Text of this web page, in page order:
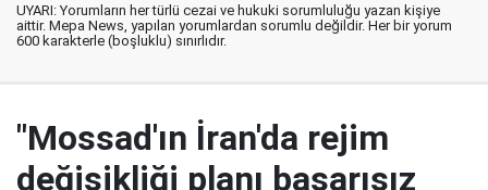
UYARI: Yorumların her türlü cezai ve hukuki sorumluluğu yazan kişiye
aittir. Mepa News, yapılan yorumlardan sorumlu değildir. Her bir yorum
600 karakterle (boşluklu) sınırlıdır.
"Mossad'ın İran'da rejim
değişikliği planı başarısız